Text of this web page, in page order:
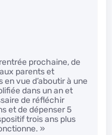
prochaine, de
parents et
vue d’aboutir à une
dans un an et
de réfléchir
et de dépenser 5
trois ans plus
»